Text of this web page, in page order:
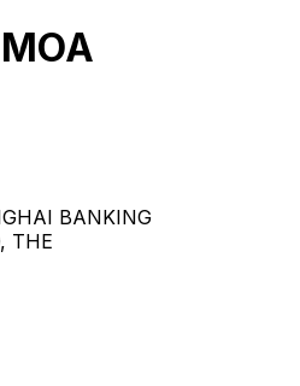
BANKING
THE